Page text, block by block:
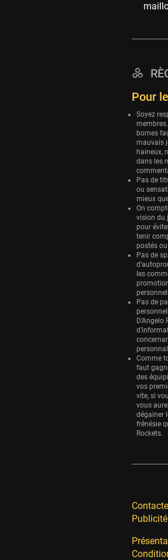
24
24
22
18
11
Bleues
0 sessions
Pour
Soyez
bornes
mauvais
haineux,
dans les
Pas de
ou
mieux
On
vision du
pour
tenir
postés
Pas de
les
Pas de
Comme
faut
des
vos
vite, si
vous
dégainer
frénésie
Rockets.